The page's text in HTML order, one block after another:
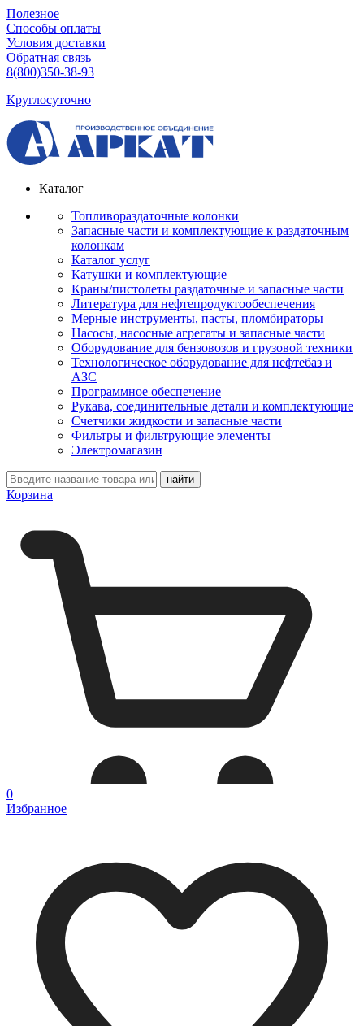
Полезное
Способы оплаты
Условия доставки
Обратная связь
8(800)350-38-93
Круглосуточно
Каталог
Топливораздаточные колонки
Запасные части и комплектующие к раздаточным
колонкам
Каталог услуг
Катушки и комплектующие
Краны/пистолеты раздаточные и запасные части
Литература для нефтепродуктообеспечения
Мерные инструменты, пасты, пломбираторы
Насосы, насосные агрегаты и запасные части
Оборудование для бензовозов и грузовой техники
Технологическое оборудование для нефтебаз и
АЗС
Программное обеспечение
Рукава, соединительные детали и комплектующие
Счетчики жидкости и запасные части
Фильтры и фильтрующие элементы
Электромагазин
Корзина
0
Избранное